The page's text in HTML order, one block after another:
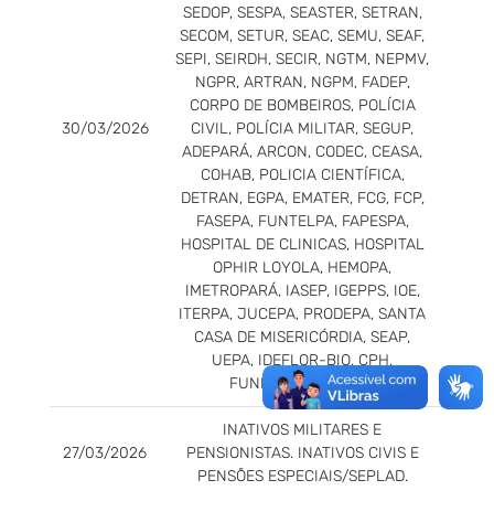
30/03/2026
SEDOP, SESPA, SEASTER, SETRAN,
SECOM, SETUR, SEAC, SEMU, SEAF,
SEPI, SEIRDH, SECIR, NGTM, NEPMV,
NGPR, ARTRAN, NGPM, FADEP,
CORPO DE BOMBEIROS, POLÍCIA
CIVIL, POLÍCIA MILITAR, SEGUP,
ADEPARÁ, ARCON, CODEC, CEASA,
COHAB, POLICIA CIENTÍFICA,
DETRAN, EGPA, EMATER, FCG, FCP,
FASEPA, FUNTELPA, FAPESPA,
HOSPITAL DE CLINICAS, HOSPITAL
OPHIR LOYOLA, HEMOPA,
IMETROPARÁ, IASEP, IGEPPS, IOE,
ITERPA, JUCEPA, PRODEPA, SANTA
CASA DE MISERICÓRDIA, SEAP,
UEPA, IDEFLOR-BIO, CPH,
FUNDAÇÃO PARÁPA.
27/03/2026
INATIVOS MILITARES E
PENSIONISTAS. INATIVOS CIVIS E
PENSÕES ESPECIAIS/SEPLAD.